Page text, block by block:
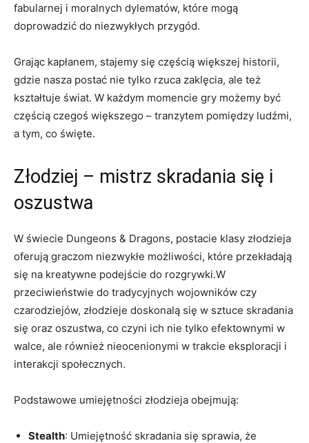
fabularnej i moralnych dylematów, które mogą
doprowadzić do niezwykłych przygód.
Grając kapłanem, stajemy się częścią większej historii,
gdzie nasza postać nie tylko rzuca zaklęcia, ale też
kształtuje świat. W każdym momencie gry możemy być
częścią czegoś większego – tranzytem pomiędzy ludźmi,
a tym, co święte.
Złodziej – mistrz skradania się i
oszustwa
W świecie Dungeons & Dragons, postacie klasy złodzieja
oferują graczom niezwykłe możliwości, które przekładają
się na kreatywne podejście do rozgrywki.W
przeciwieństwie do tradycyjnych wojowników czy
czarodziejów, złodzieje doskonalą się w sztuce skradania
się oraz oszustwa, co czyni ich nie tylko efektownymi w
walce, ale również nieocenionymi w trakcie eksploracji i
interakcji społecznych.
Podstawowe umiejętności złodzieja obejmują:
Stealth: Umiejętność skradania się sprawia, że